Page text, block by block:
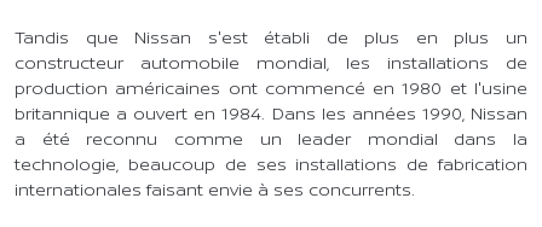
Tandis que Nissan s'est établi de plus en plus un
constructeur automobile mondial, les installations de
production américaines ont commencé en 1980 et l'usine
britannique a ouvert en 1984. Dans les années 1990, Nissan
a été reconnu comme un leader mondial dans la
technologie, beaucoup de ses installations de fabrication
internationales faisant envie à ses concurrents.